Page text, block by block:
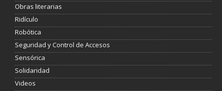
Obras literarias
Ridículo
Robótica
Seguridad y Control de Accesos
Sensórica
Solidaridad
Videos